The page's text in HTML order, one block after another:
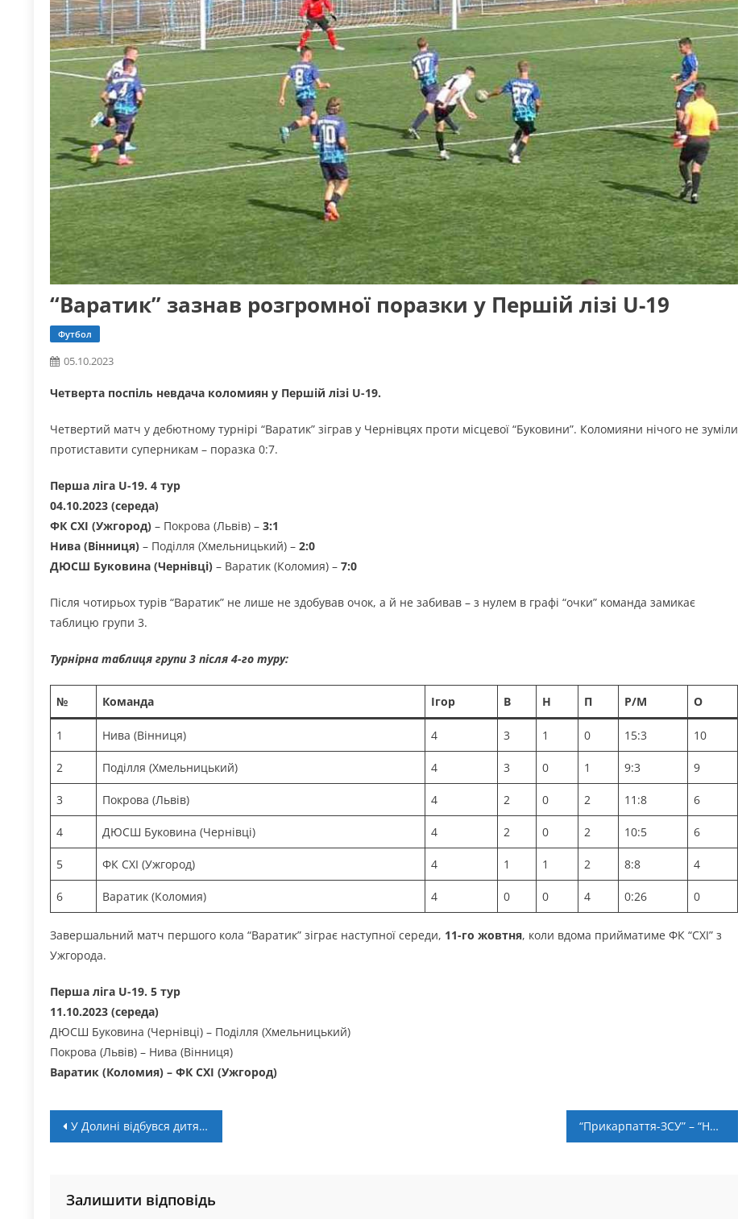
“Варатик” зазнав розгромної поразки у Першій лізі U-19
Футбол
05.10.2023
Четверта поспіль невдача коломиян у Першій лізі U-19.
Четвертий матч у дебютному турнірі “Варатик” зіграв у Чернівцях проти місцевої “Буковини”. Коломияни нічого не зуміли
протиставити суперникам – поразка 0:7.
Перша ліга U-19. 4 тур
04.10.2023 (середа)
ФК СХІ (Ужгород) – Покрова (Львів) – 3:1
Нива (Вінниця) – Поділля (Хмельницький) – 2:0
ДЮСШ Буковина (Чернівці) – Варатик (Коломия) – 7:0
Після чотирьох турів “Варатик” не лише не здобував очок, а й не забивав – з нулем в графі “очки” команда замикає
таблицю групи 3.
Турнірна таблиця групи 3 після 4-го туру:
№ Команда Ігор В Н П Р/М О
1 Нива (Вінниця) 4 3 1 0 15:3 10
2 Поділля (Хмельницький) 4 3 0 1 9:3 9
3 Покрова (Львів) 4 2 0 2 11:8 6
4 ДЮСШ Буковина (Чернівці) 4 2 0 2 10:5 6
5 ФК СХІ (Ужгород) 4 1 1 2 8:8 4
6 Варатик (Коломия) 4 0 0 4 0:26 0
Завершальний матч першого кола “Варатик” зіграє наступної середи, 11-го жовтня, коли вдома прийматиме ФК “СХІ” з
Ужгорода.
Перша ліга U-19. 5 тур
11.10.2023 (середа)
ДЮСШ Буковина (Чернівці) – Поділля (Хмельницький)
Покрова (Львів) – Нива (Вінниця)
Варатик (Коломия) – ФК СХІ (Ужгород)
Навігація
У Долині відбувся дитячий фестиваль “Відкриті уроки футболу” “Прикарпаття-ЗСУ” – “Нива” Тернопіль. Анонс матчу та пряма трансляція
Залишити відповідь